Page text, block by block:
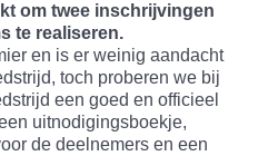
om twee inschrijvingen
te realiseren.
en is er weinig aandacht
toch proberen we bij
een goed en officieel
uitnodigingsboekje,
de deelnemers en een